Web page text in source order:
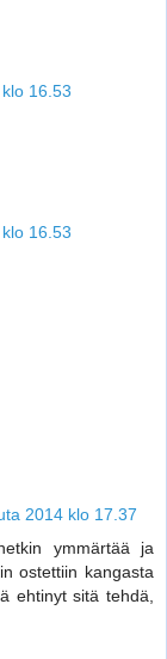
16.53
16.53
2014 klo 17.37
ymmärtää ja
ostettiin kangasta
ehtinyt sitä tehdä,